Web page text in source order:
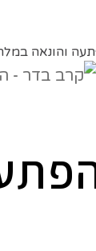
והונאה